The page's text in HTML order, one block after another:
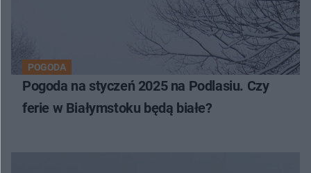
POGODA
Pogoda na styczeń 2025 na Podlasiu. Czy
ferie w Białymstoku będą białe?